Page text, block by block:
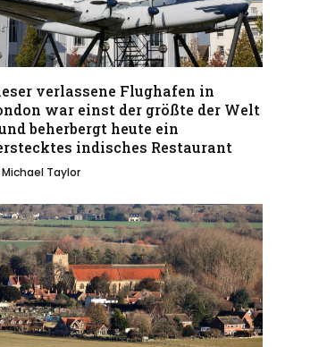
verlassene Flughafen in
war einst der größte der Welt
beherbergt heute ein
indisches Restaurant
Michael Taylor